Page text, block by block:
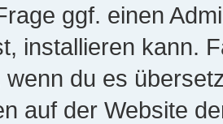
ggf. einen
installieren kann.
wenn du es
auf der Website